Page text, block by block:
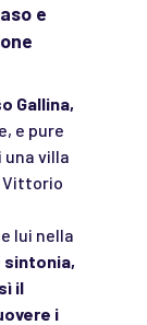
e
Gallina,
e pure
una villa
Vittorio
lui nella
sintonia,
il
i